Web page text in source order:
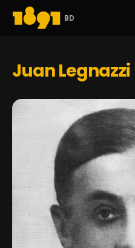
BD
Juan Legnazzi